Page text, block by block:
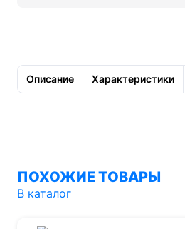
Описание Характеристики
ПОХОЖИЕ ТОВАРЫ
В каталог